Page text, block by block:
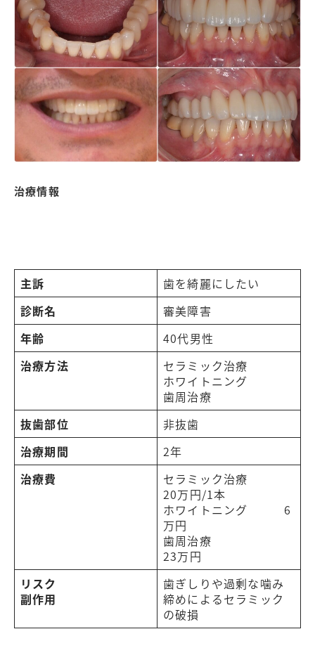
治療情報
主訴
歯を綺麗にしたい
診断名
審美障害
年齢
40代男性
治療方法
セラミック治療
ホワイトニング
歯周治療
抜歯部位
非抜歯
治療期間
2年
治療費
セラミック治療
20万円/1本
ホワイトニング 6
万円
歯周治療
23万円
リスク
副作用
歯ぎしりや過剰な噛み
締めによるセラミック
の破損